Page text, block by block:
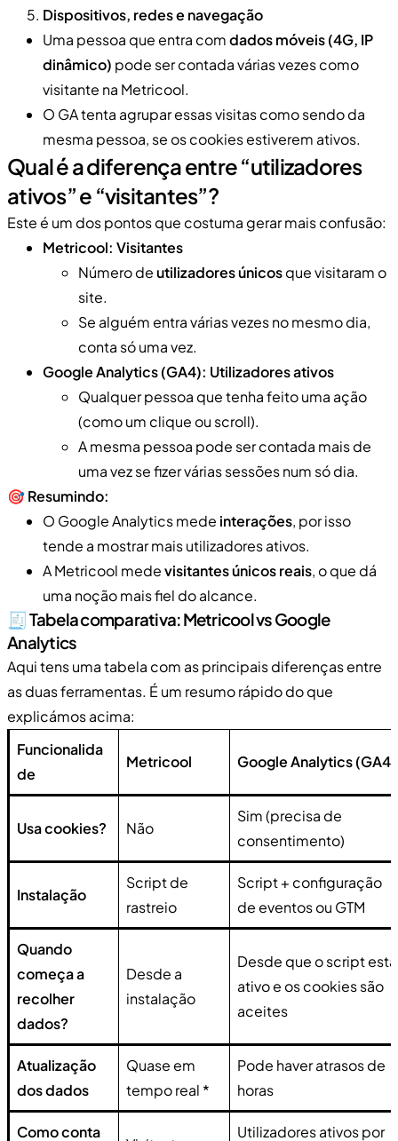
Dispositivos, redes e navegação
Uma pessoa que entra comdados móveis (4G, IP
dinâmico) pode ser contada várias vezes como
visitante na Metricool.
O GA tenta agrupar essas visitas como sendo da
mesma pessoa, se os cookies estiverem ativos.
Qual é a diferença entre “utilizadores
ativos” e “visitantes”?
Este é um dos pontos que costuma gerar mais confusão:
Metricool: Visitantes
Número deutilizadores únicosque visitaram o
site.
Se alguém entra várias vezes no mesmo dia,
conta só uma vez.
Google Analytics (GA4): Utilizadores ativos
Qualquer pessoa que tenha feito uma ação
(como um clique ou scroll).
A mesma pessoa pode ser contada mais de
uma vez se fizer várias sessões num só dia.
🎯Resumindo:
O Google Analytics mede interações, por isso
tende a mostrar mais utilizadores ativos.
A Metricool medevisitantes únicos reais, o que dá
uma noção mais fiel do alcance.
🧾 Tabela comparativa: Metricool vs Google
Analytics
Aqui tens uma tabela com as principais diferenças entre
as duas ferramentas. É um resumo rápido do que
explicámos acima:
Funcionalida
de
Metricool Google Analytics (GA4)
Usa cookies? Não
Sim (precisa de
consentimento)
Instalação
Script de
rastreio
Script + configuração
de eventos ou GTM
Quando
começa a
recolher
dados?
Desde a
instalação
Desde que o script está
ativo e os cookies são
aceites
Atualização
dos dados
Quase em
tempo real *
Pode haver atrasos de
horas
Como conta Utilizadores ativos por